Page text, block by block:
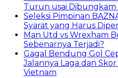
Turun usai Dibungkam
Seleksi Pimpinan
Syarat yang Harus
Man Utd vs Wrexham
Sebenarnya Terjadi?
Gagal Bendung Gol
Jalannya Laga dan
Vietnam